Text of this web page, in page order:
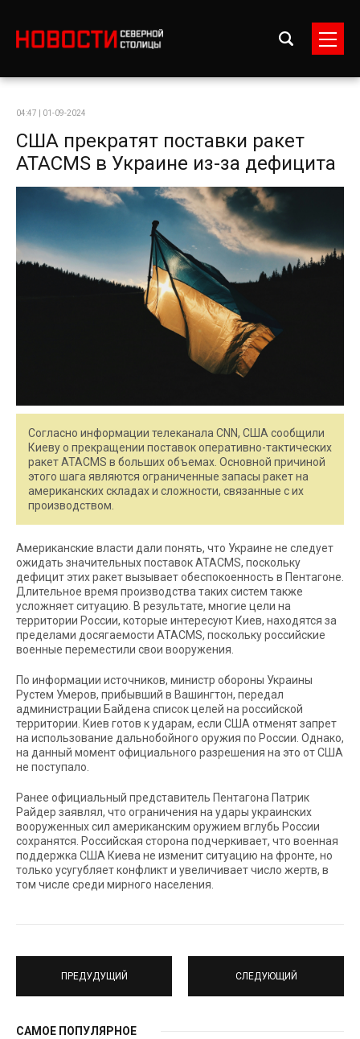
04:47 | 01-09-2024
США прекратят поставки ракет
ATACMS в Украине из-за дефицита
Согласно информации телеканала CNN, США сообщили
Киеву о прекращении поставок оперативно-тактических
ракет ATACMS в больших объемах. Основной причиной
этого шага являются ограниченные запасы ракет на
американских складах и сложности, связанные с их
производством.
Американские власти дали понять, что Украине не следует
ожидать значительных поставок ATACMS, поскольку
дефицит этих ракет вызывает обеспокоенность в Пентагоне.
Длительное время производства таких систем также
усложняет ситуацию. В результате, многие цели на
территории России, которые интересуют Киев, находятся за
пределами досягаемости ATACMS, поскольку российские
военные переместили свои вооружения.
По информации источников, министр обороны Украины
Рустем Умеров, прибывший в Вашингтон, передал
администрации Байдена список целей на российской
территории. Киев готов к ударам, если США отменят запрет
на использование дальнобойного оружия по России. Однако,
на данный момент официального разрешения на это от США
не поступало.
Ранее официальный представитель Пентагона Патрик
Райдер заявлял, что ограничения на удары украинских
вооруженных сил американским оружием вглубь России
сохранятся. Российская сторона подчеркивает, что военная
поддержка США Киева не изменит ситуацию на фронте, но
только усугубляет конфликт и увеличивает число жертв, в
том числе среди мирного населения.
ПРЕДУДУЩИЙ СЛЕДУЮЩИЙ
САМОЕ ПОПУЛЯРНОЕ